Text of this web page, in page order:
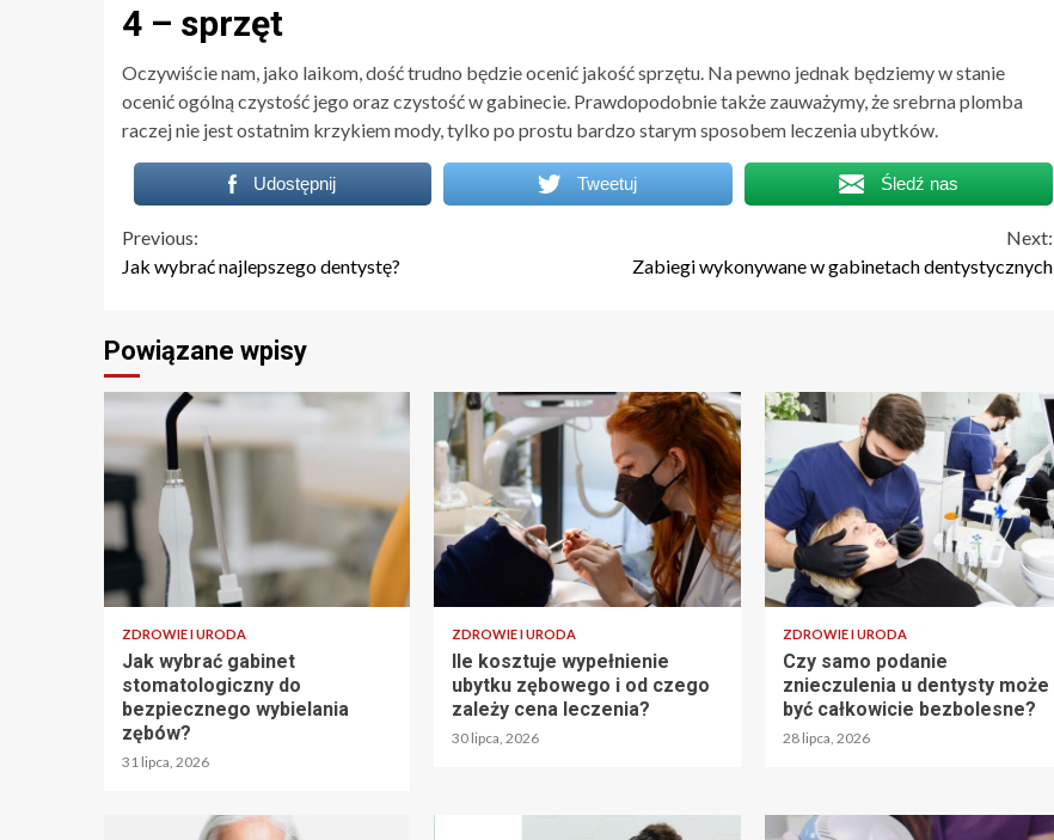
4 – sprzęt
Oczywiście nam, jako laikom, dość trudno będzie ocenić jakość sprzętu. Na pewno jednak będziemy w stanie
ocenić ogólną czystość jego oraz czystość w gabinecie. Prawdopodobnie także zauważymy, że srebrna plomba
raczej nie jest ostatnim krzykiem mody, tylko po prostu bardzo starym sposobem leczenia ubytków.
Udostępnij Tweetuj Śledź nas
Continue
Previous:
Jak wybrać najlepszego dentystę?
Next:
Zabiegi wykonywane w gabinetach dentystycznych
Powiązane wpisy
ZDROWIE I URODA
Jak wybrać gabinet
stomatologiczny do
bezpiecznego wybielania
zębów?
31 lipca, 2026
ZDROWIE I URODA
Ile kosztuje wypełnienie
ubytku zębowego i od czego
zależy cena leczenia?
30 lipca, 2026
ZDROWIE I URODA
Czy samo podanie
znieczulenia u dentysty może
być całkowicie bezbolesne?
28 lipca, 2026